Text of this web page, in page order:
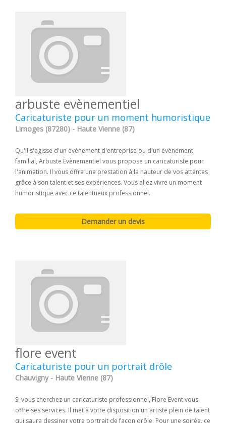
arbuste evènementiel
Caricaturiste pour un moment humoristique
Limoges (87280) - Haute Vienne (87)
Qu'il s'agisse d'un évènement d'entreprise ou d'un évènement
familial, Arbuste Evènementiel vous propose un caricaturiste pour
l'animation. Il vous offre une prestation à la hauteur de vos attentes
grâce à son talent et ses expériences. Vous allez vivre un moment
humoristique avec ce talentueux professionnel.
flore event
Caricaturiste pour un portrait drôle
Chauvigny - Haute Vienne (87)
Si vous cherchez un caricaturiste professionnel, Flore Event vous
offre ses services. Il met à votre disposition un artiste plein de talent
qui saura dessiner votre portrait de façon drôle. Pour une soirée, ce